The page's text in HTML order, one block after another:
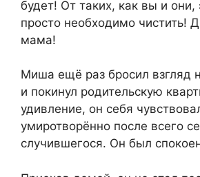
будет! От таких, как вы и они,
просто необходимо чистить!
мама!
Миша ещё раз бросил взгляд
и покинул родительскую
удивление, он себя
умиротворённо после всего
случившегося. Он был